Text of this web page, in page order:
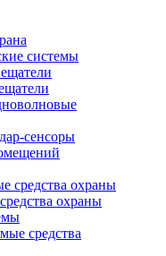
системы
сенсоры
охраны
средства